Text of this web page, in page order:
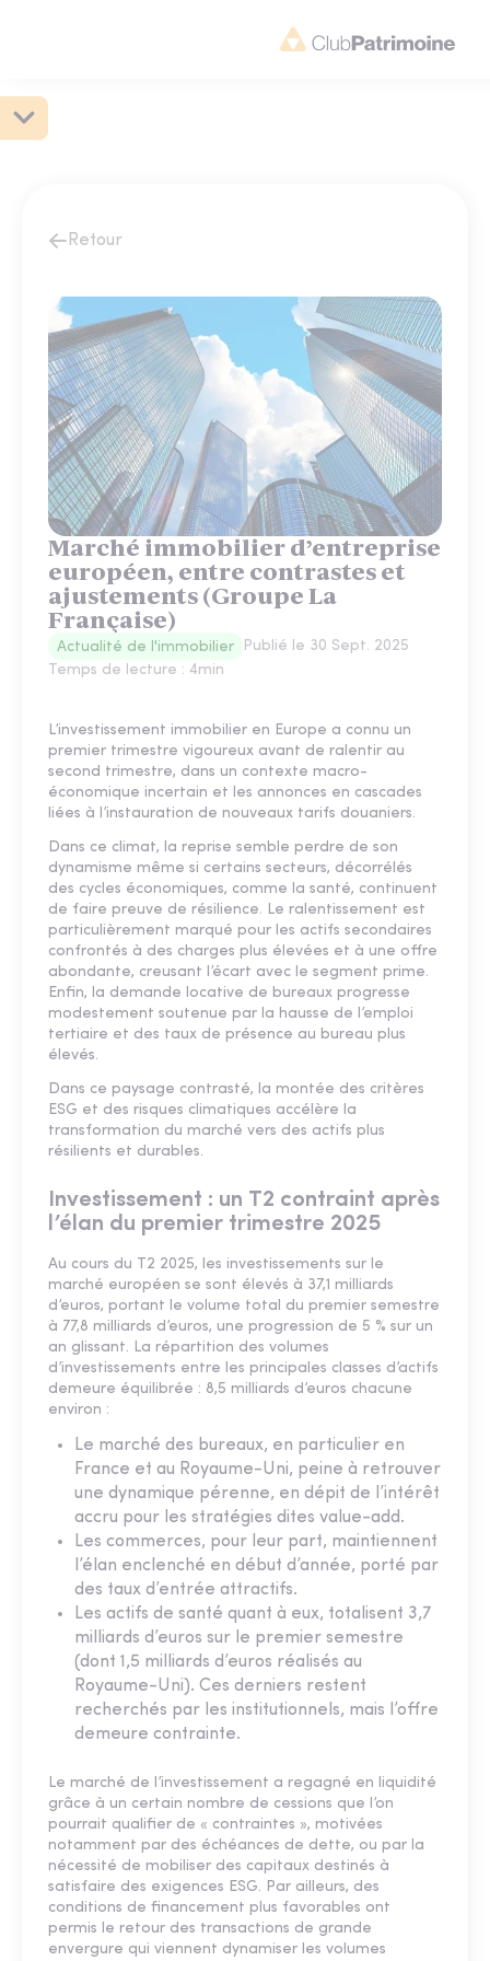
Retour
Marché immobilier d’entreprise
européen, entre contrastes et
ajustements (Groupe La
Française)
Actualité de l'immobilier Publié le 30 Sept. 2025
Temps de lecture : 4min
L’investissement immobilier en Europe a connu un
premier trimestre vigoureux avant de ralentir au
second trimestre, dans un contexte macro-
économique incertain et les annonces en cascades
liées à l’instauration de nouveaux tarifs douaniers.
Dans ce climat, la reprise semble perdre de son
dynamisme même si certains secteurs, décorrélés
des cycles économiques, comme la santé, continuent
de faire preuve de résilience. Le ralentissement est
particulièrement marqué pour les actifs secondaires
confrontés à des charges plus élevées et à une offre
abondante, creusant l’écart avec le segment prime.
Enfin, la demande locative de bureaux progresse
modestement soutenue par la hausse de l’emploi
tertiaire et des taux de présence au bureau plus
élevés.
Dans ce paysage contrasté, la montée des critères
ESG et des risques climatiques accélère la
transformation du marché vers des actifs plus
résilients et durables.
Investissement : un T2 contraint après
l’élan du premier trimestre 2025
Au cours du T2 2025, les investissements sur le
marché européen se sont élevés à 37,1 milliards
d’euros, portant le volume total du premier semestre
à 77,8 milliards d’euros, une progression de 5 % sur un
an glissant. La répartition des volumes
d’investissements entre les principales classes d’actifs
demeure équilibrée : 8,5 milliards d’euros chacune
environ :
Le marché des bureaux, en particulier en
France et au Royaume-Uni, peine à retrouver
une dynamique pérenne, en dépit de l’intérêt
accru pour les stratégies dites value-add.
Les commerces, pour leur part, maintiennent
l’élan enclenché en début d’année, porté par
des taux d’entrée attractifs.
Les actifs de santé quant à eux, totalisent 3,7
milliards d’euros sur le premier semestre
(dont 1,5 milliards d’euros réalisés au
Royaume-Uni). Ces derniers restent
recherchés par les institutionnels, mais l’offre
demeure contrainte.
Le marché de l’investissement a regagné en liquidité
grâce à un certain nombre de cessions que l’on
pourrait qualifier de « contraintes », motivées
notamment par des échéances de dette, ou par la
nécessité de mobiliser des capitaux destinés à
satisfaire des exigences ESG. Par ailleurs, des
conditions de financement plus favorables ont
permis le retour des transactions de grande
envergure qui viennent dynamiser les volumes